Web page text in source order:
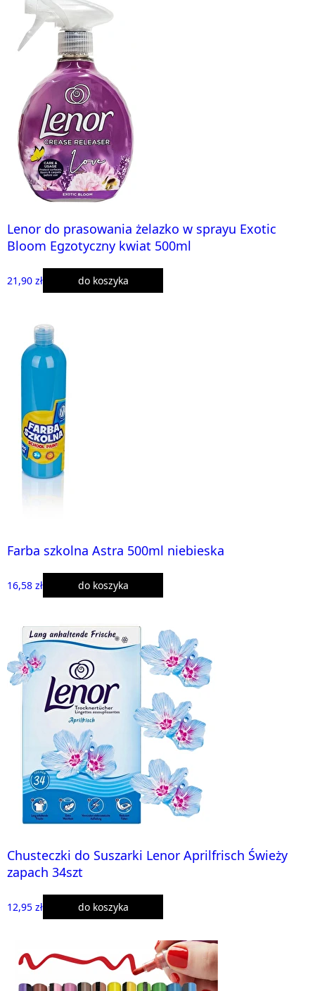
Lenor do prasowania żelazko w sprayu Exotic
Bloom Egzotyczny kwiat 500ml
21,90 zł do koszyka
Farba szkolna Astra 500ml niebieska
16,58 zł do koszyka
Chusteczki do Suszarki Lenor Aprilfrisch Świeży
zapach 34szt
12,95 zł do koszyka